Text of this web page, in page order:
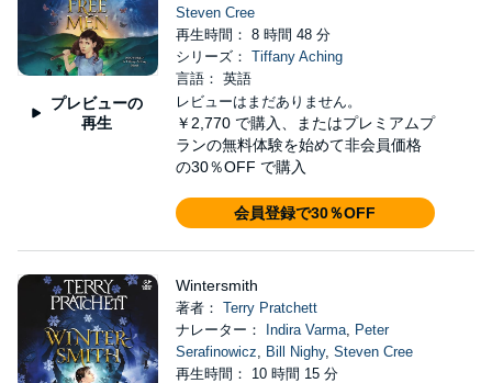
プレビューの
再生
Steven Cree
再生時間： 8 時間 48 分
シリーズ： Tiffany Aching
言語： 英語
レビューはまだありません。
￥2,770 で購入、またはプレミアムプ
ランの無料体験を始めて非会員価格
の30％OFF で購入
会員登録で30％OFF
Wintersmith
著者： Terry Pratchett
ナレーター：
Indira Varma, Peter
Serafinowicz, Bill Nighy, Steven Cree
再生時間： 10 時間 15 分